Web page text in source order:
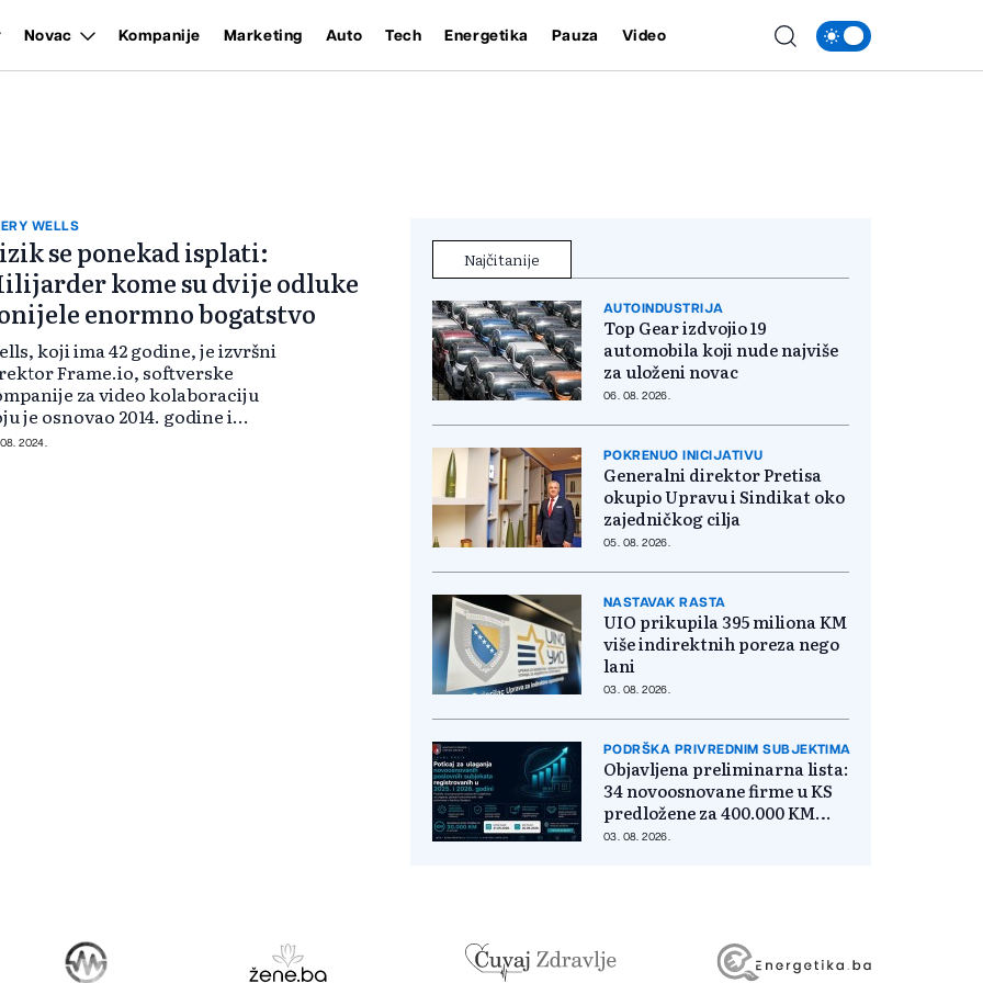
Novac Kompanije Marketing Auto Tech Energetika Pauza Video
WELLS
se ponekad isplati:
kome su dvije odluke
enormno bogatstvo
koji ima 42 godine, je izvršni
Frame.io, softverske
za video kolaboraciju
je osnovao 2014. godine i
Adobe-u za 1,275 milijardi
2024.
Najčitanije
AUTOINDUSTRIJA
Top Gear izdvojio 19
automobila koji nude najviše
za uloženi novac
06. 08. 2026.
POKRENUO INICIJATIVU
Generalni direktor Pretisa
okupio Upravu i Sindikat oko
zajedničkog cilja
05. 08. 2026.
NASTAVAK RASTA
UIO prikupila 395 miliona KM
više indirektnih poreza nego
lani
03. 08. 2026.
PODRŠKA PRIVREDNIM SUBJEKTIMA
Objavljena preliminarna lista:
34 novoosnovane firme u KS
predložene za 400.000 KM
poticaja
03. 08. 2026.